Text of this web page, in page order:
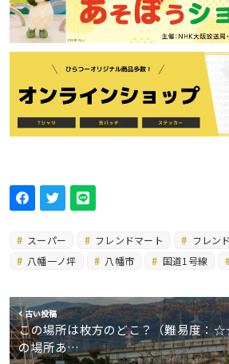
スーパー フレンドマート
フレン
八幡一ノ坪
八幡市 国道1号線
古い投稿
この場所は枚方のどこ？（難易度
の場所あ…